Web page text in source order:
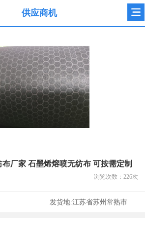
供应商机
厂家 石墨烯熔喷无纺布 可按需定制
浏览次数： 226次
发货地:江苏省苏州常熟市